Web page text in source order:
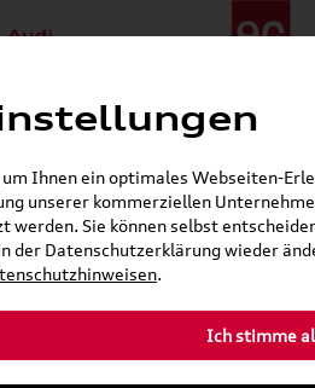
/ 870 72 87
Uhr Sa. 09:00 - 13:00 Uhr
Uhr Sa. 08:00 - 13:00 Uhr
Ihnen ein optimales Webseiten-
unserer kommerziellen
Sie können selbst
der Datenschutzerklärung wieder
.
Ich stimme